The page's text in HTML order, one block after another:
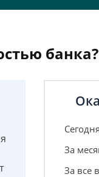
банка?
За
За все